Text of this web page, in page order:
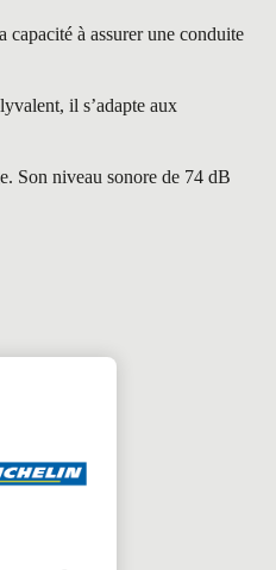
à assurer une conduite
il s’adapte aux
Son niveau sonore de 74 dB